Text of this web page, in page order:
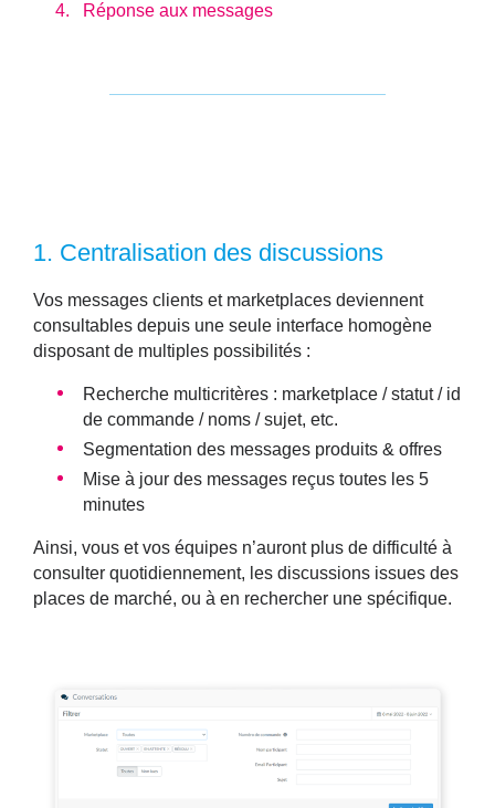
Réponse aux messages
1. Centralisation des discussions
Vos messages clients et marketplaces deviennent
consultables depuis une seule interface homogène
disposant de multiples possibilités :
Recherche multicritères : marketplace / statut / id
de commande / noms / sujet, etc.
Segmentation des messages produits & offres
Mise à jour des messages reçus toutes les 5
minutes
Ainsi, vous et vos équipes n’auront plus de difficulté à
consulter quotidiennement, les discussions issues des
places de marché, ou à en rechercher une spécifique.